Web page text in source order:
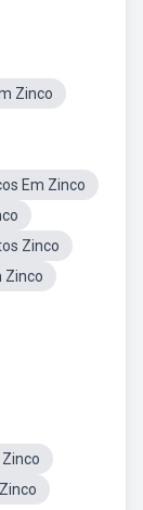
Zinco
Em Zinco
Zinco
Zinco